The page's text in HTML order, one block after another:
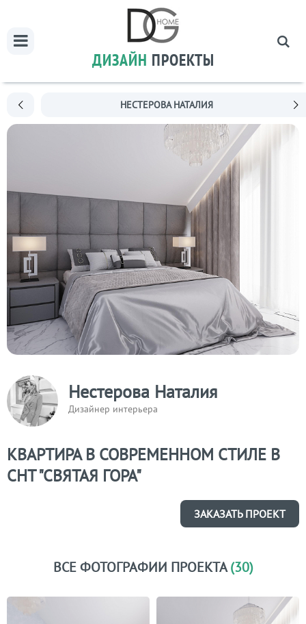
ДИЗАЙН ПРОЕКТЫ
НЕСТЕРОВА НАТАЛИЯ
Нестерова Наталия
Дизайнер интерьера
КВАРТИРА В СОВРЕМЕННОМ СТИЛЕ В
СНТ "СВЯТАЯ ГОРА"
ЗАКАЗАТЬ ПРОЕКТ
ВСЕ ФОТОГРАФИИ ПРОЕКТА(30)